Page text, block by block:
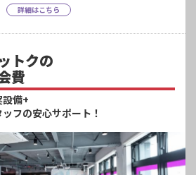
詳細はこちら
トクの
費
設備+
ッフの安心サポート！